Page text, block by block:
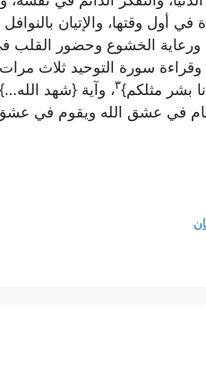
أول وقتها، والإتيان بالنوافل
ورعاية الخشوع وحضور القلب
سورة التوحيد ثلاث
بشر مثلكم}٣، وآية {شهد الله…}
في عشق الله ويقوم في